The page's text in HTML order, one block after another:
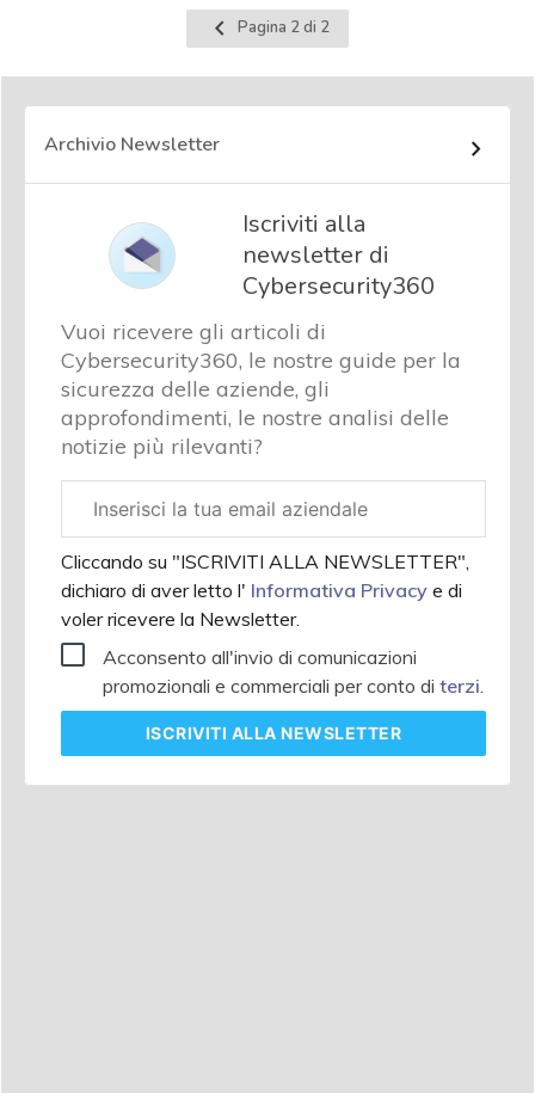
Pagina
precedente
Pagina 2 di 2
Archivio Newsletter
Iscriviti alla
newsletter di
Cybersecurity360
Vuoi ricevere gli articoli di
Cybersecurity360, le nostre guide per la
sicurezza delle aziende, gli
approfondimenti, le nostre analisi delle
notizie più rilevanti?
aziendale
Cliccando su "ISCRIVITI ALLA NEWSLETTER",
dichiaro di aver letto l' Informativa Privacy e di
voler ricevere la Newsletter.
Acconsento all'invio di comunicazioni
promozionali e commerciali per conto di terzi
ISCRIVITI ALLA NEWSLETTER